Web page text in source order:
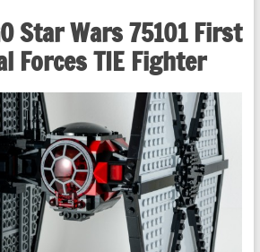
Star Wars 75101 First
Forces TIE Fighter